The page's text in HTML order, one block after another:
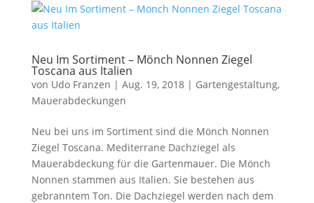
Neu Im Sortiment – Mönch Nonnen Ziegel
Toscana aus Italien
von Udo Franzen | Aug. 19, 2018| Gartengestaltung,
Mauerabdeckungen
Neu bei uns im Sortiment sind die Mönch Nonnen
Ziegel Toscana. Mediterrane Dachziegel als
Mauerabdeckung für die Gartenmauer. Die Mönch
Nonnen stammen aus Italien. Sie bestehen aus
gebranntem Ton. Die Dachziegel werden nach dem